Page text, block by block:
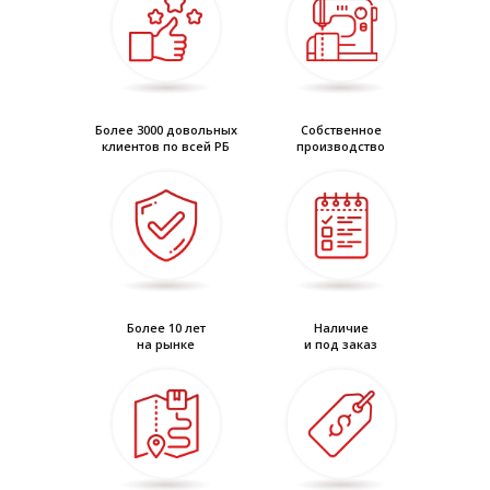
• объем по талии регулируется эластичной лентой
Более 3000 довольных
клиентов по всей РБ
Собственное
производство
Более 10 лет
на рынке
Наличие
и под заказ